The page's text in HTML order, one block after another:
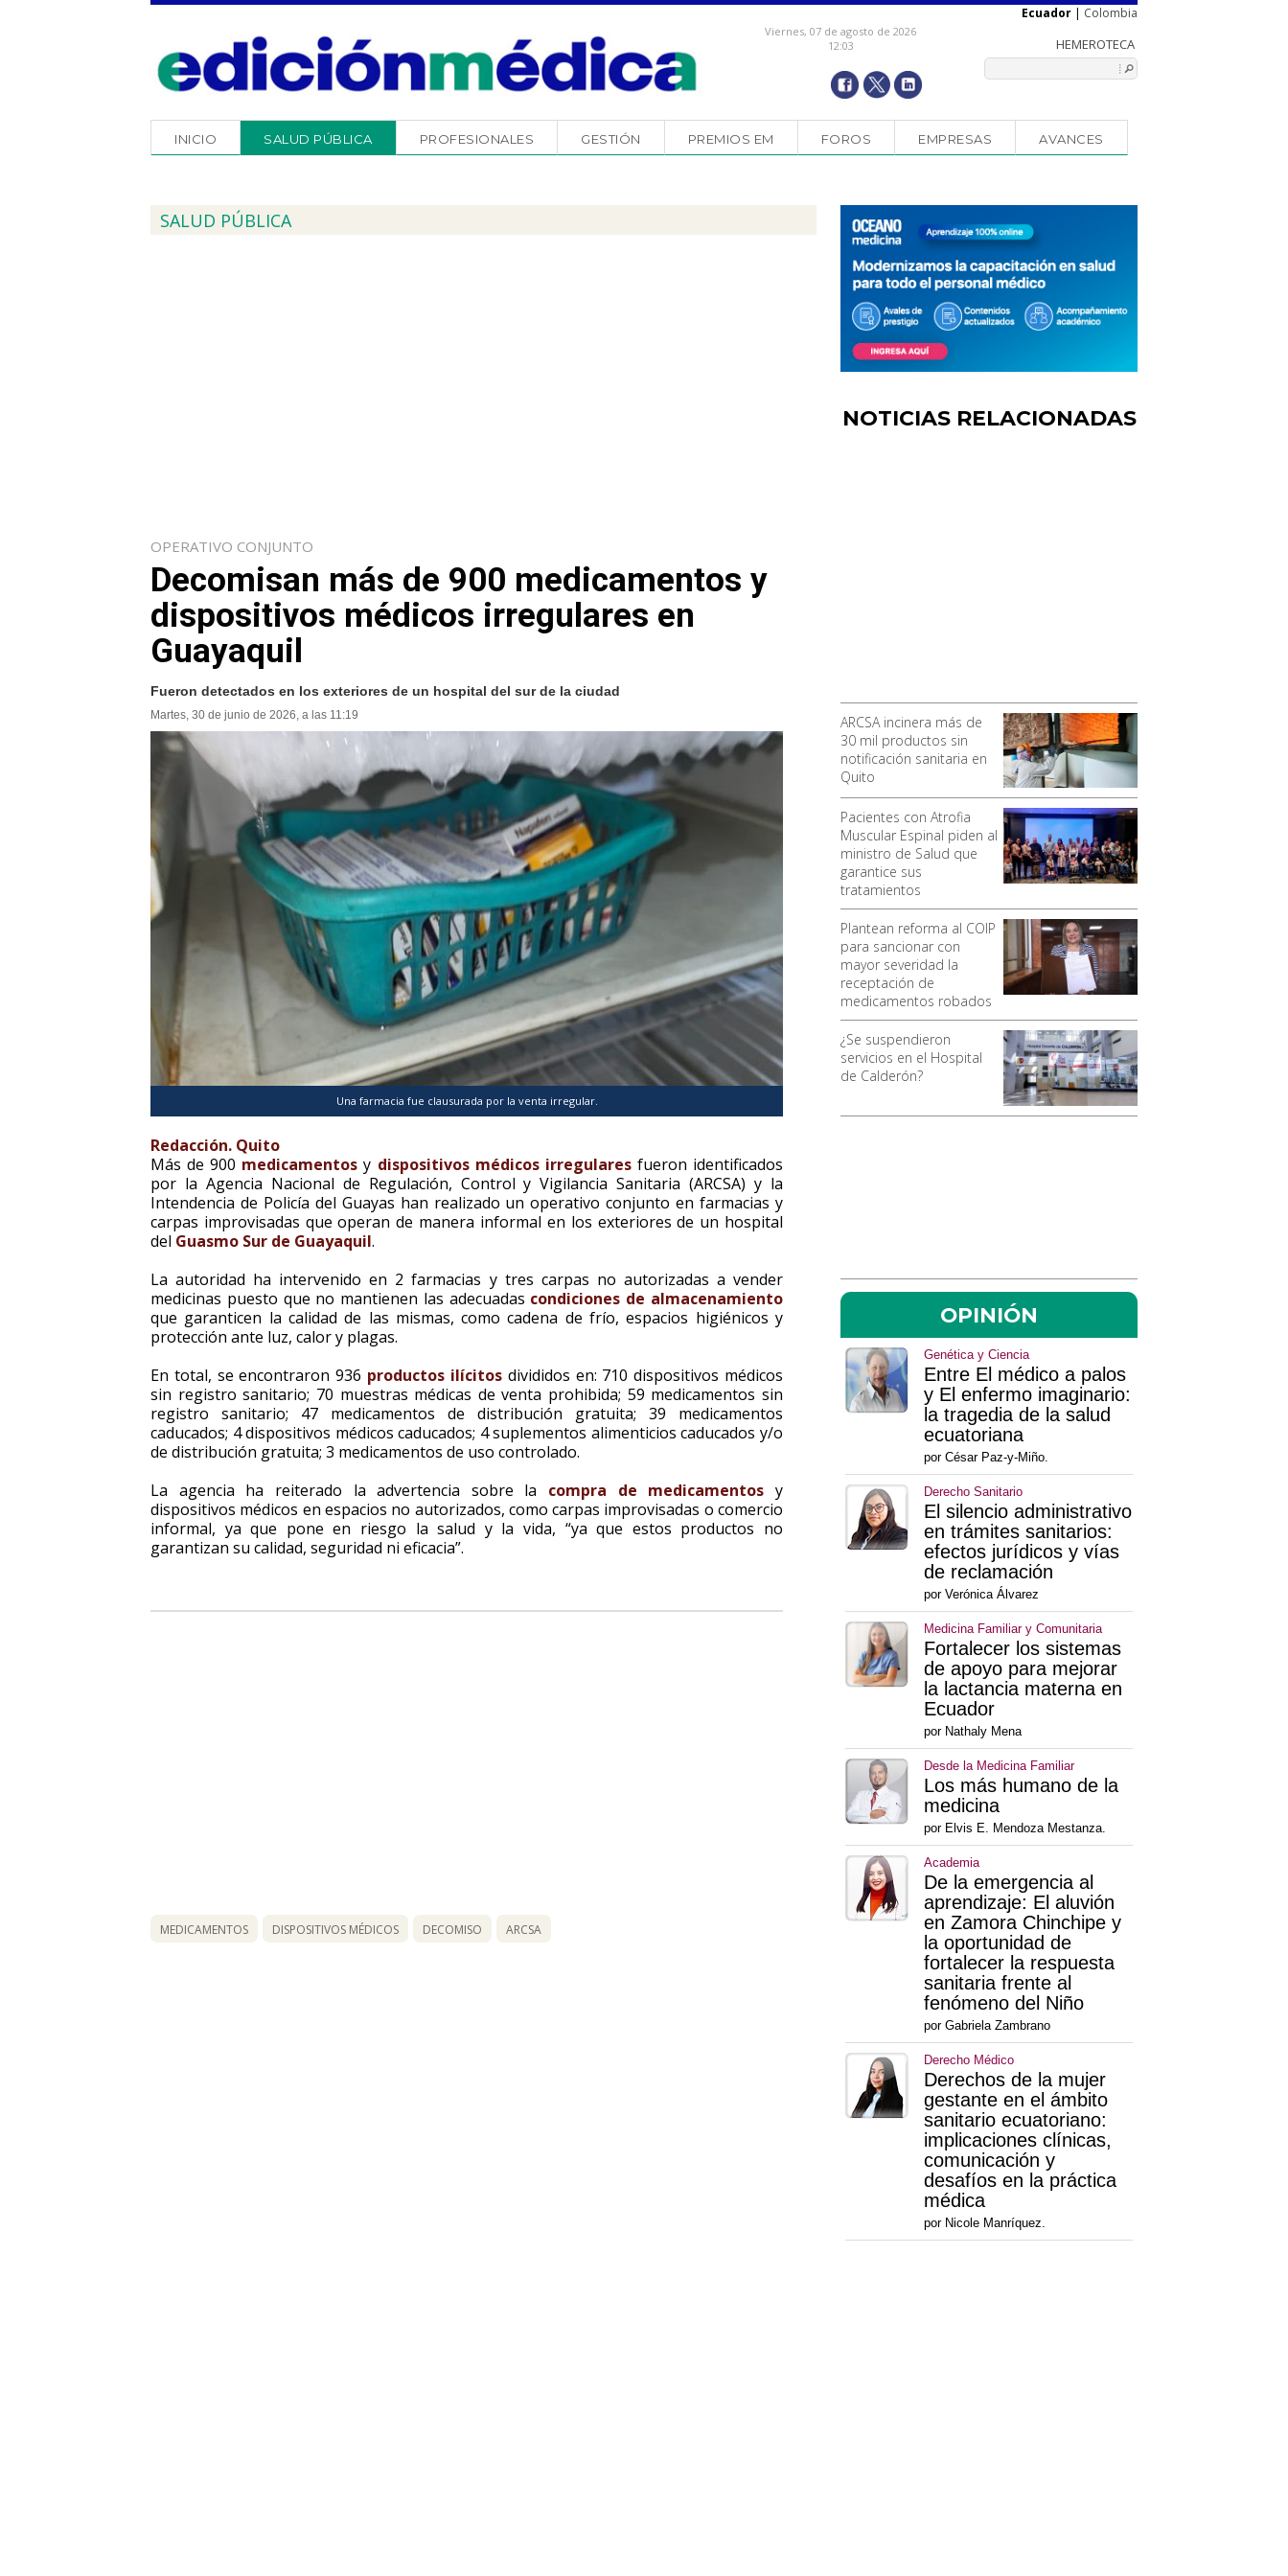
Viernes, 07 de agosto de 2026
12:03
Ecuador | Colombia
INICIO SALUD PÚBLICA PROFESIONALES GESTIÓN PREMIOS EM FOROS EMPRESAS AVANCES
NOTICIAS RELACIONADAS
ARCSA incinera más de
30 mil productos sin
notificación sanitaria en
Quito
Pacientes con Atrofia
Muscular Espinal piden al
ministro de Salud que
garantice sus
tratamientos
Plantean reforma al COIP
para sancionar con
mayor severidad la
receptación de
medicamentos robados
¿Se suspendieron
servicios en el Hospital
de Calderón?
OPINIÓN
Genética y Ciencia
Entre El médico a palos
y El enfermo imaginario:
la tragedia de la salud
ecuatoriana
por César Paz-y-Miño.
Derecho Sanitario
El silencio administrativo
en trámites sanitarios:
efectos jurídicos y vías
de reclamación
por Verónica Álvarez
Medicina Familiar y Comunitaria
Fortalecer los sistemas
de apoyo para mejorar
la lactancia materna en
Ecuador
por Nathaly Mena
Desde la Medicina Familiar
Los más humano de la
medicina
por Elvis E. Mendoza Mestanza.
Academia
De la emergencia al
aprendizaje: El aluvión
en Zamora Chinchipe y
la oportunidad de
fortalecer la respuesta
sanitaria frente al
fenómeno del Niño
por Gabriela Zambrano
Derecho Médico
Derechos de la mujer
gestante en el ámbito
sanitario ecuatoriano:
implicaciones clínicas,
comunicación y
desafíos en la práctica
médica
por Nicole Manríquez.
SALUD PÚBLICA
OPERATIVO CONJUNTO
Decomisan más de 900 medicamentos y
dispositivos médicos irregulares en
Guayaquil
Fueron detectados en los exteriores de un hospital del sur de la ciudad
Martes, 30 de junio de 2026, a las 11:19
Una farmacia fue clausurada por la venta irregular.
Redacción. Quito
Más de 900 medicamentos y dispositivos médicos irregularesfueron identificados
por la Agencia Nacional de Regulación, Control y Vigilancia Sanitaria (ARCSA) y la
Intendencia de Policía del Guayas han realizado un operativo conjunto en farmacias y
carpas improvisadas que operan de manera informal en los exteriores de un hospital
del Guasmo Sur de Guayaquil.
La autoridad ha intervenido en 2 farmacias y tres carpas no autorizadas a vender
medicinas puesto que no mantienen las adecuadas condiciones de almacenamiento
que garanticen la calidad de las mismas, como cadena de frío, espacios higiénicos y
protección ante luz, calor y plagas.
En total, se encontraron 936 productos ilícitosdivididos en: 710 dispositivos médicos
sin registro sanitario; 70 muestras médicas de venta prohibida; 59 medicamentos sin
registro sanitario; 47 medicamentos de distribución gratuita; 39 medicamentos
caducados; 4 dispositivos médicos caducados; 4 suplementos alimenticios caducados y/o
de distribución gratuita; 3 medicamentos de uso controlado.
La agencia ha reiterado la advertencia sobre la compra de medicamentos y
dispositivos médicos en espacios no autorizados, como carpas improvisadas o comercio
informal, ya que pone en riesgo la salud y la vida, “ya que estos productos no
garantizan su calidad, seguridad ni eficacia”.
MEDICAMENTOS DISPOSITIVOS MÉDICOS DECOMISO ARCSA